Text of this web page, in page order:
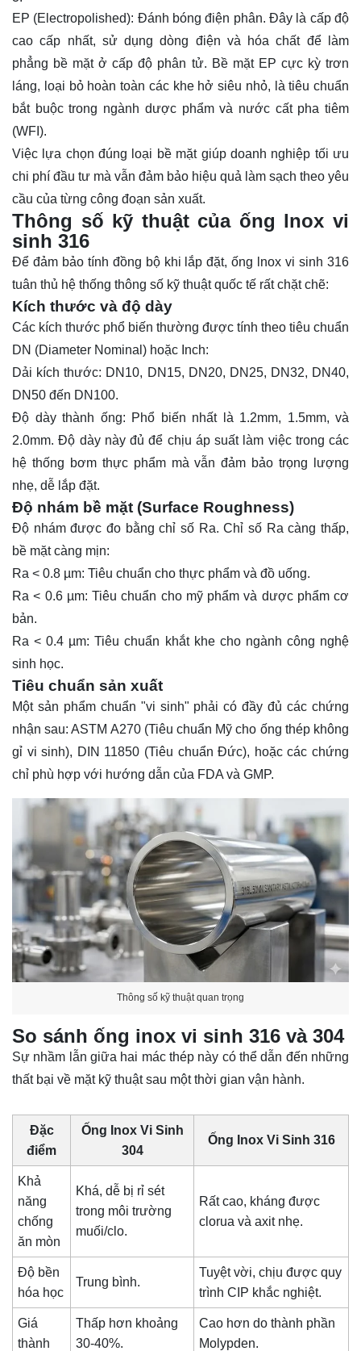
EP (Electropolished): Đánh bóng điện phân. Đây là cấp độ
cao cấp nhất, sử dụng dòng điện và hóa chất để làm
phẳng bề mặt ở cấp độ phân tử. Bề mặt EP cực kỳ trơn
láng, loại bỏ hoàn toàn các khe hở siêu nhỏ, là tiêu chuẩn
bắt buộc trong ngành dược phẩm và nước cất pha tiêm
(WFI).
Việc lựa chọn đúng loại bề mặt giúp doanh nghiệp tối ưu
chi phí đầu tư mà vẫn đảm bảo hiệu quả làm sạch theo yêu
cầu của từng công đoạn sản xuất.
Thông số kỹ thuật của ống lnox vi
sinh 316
Để đảm bảo tính đồng bộ khi lắp đặt, ống lnox vi sinh 316
tuân thủ hệ thống thông số kỹ thuật quốc tế rất chặt chẽ:
Kích thước và độ dày
Các kích thước phổ biến thường được tính theo tiêu chuẩn
DN (Diameter Nominal) hoặc Inch:
Dải kích thước: DN10, DN15, DN20, DN25, DN32, DN40,
DN50 đến DN100.
Độ dày thành ống: Phổ biến nhất là 1.2mm, 1.5mm, và
2.0mm. Độ dày này đủ để chịu áp suất làm việc trong các
hệ thống bơm thực phẩm mà vẫn đảm bảo trọng lượng
nhẹ, dễ lắp đặt.
Độ nhám bề mặt (Surface Roughness)
Độ nhám được đo bằng chỉ số Ra. Chỉ số Ra càng thấp,
bề mặt càng mịn:
Ra < 0.8 µm: Tiêu chuẩn cho thực phẩm và đồ uống.
Ra < 0.6 µm: Tiêu chuẩn cho mỹ phẩm và dược phẩm cơ
bản.
Ra < 0.4 µm: Tiêu chuẩn khắt khe cho ngành công nghệ
sinh học.
Tiêu chuẩn sản xuất
Một sản phẩm chuẩn "vi sinh" phải có đầy đủ các chứng
nhận sau: ASTM A270 (Tiêu chuẩn Mỹ cho ống thép không
gỉ vi sinh), DIN 11850 (Tiêu chuẩn Đức), hoặc các chứng
chỉ phù hợp với hướng dẫn của FDA và GMP.
Thông số kỹ thuật quan trọng
So sánh ống inox vi sinh 316 và 304
Sự nhầm lẫn giữa hai mác thép này có thể dẫn đến những
thất bại về mặt kỹ thuật sau một thời gian vận hành.
Đặc
điểm
Ống Inox Vi Sinh
304
Ống Inox Vi Sinh 316
Khả
năng
chống
ăn mòn
Khá, dễ bị rỉ sét
trong môi trường
muối/clo.
Rất cao, kháng được
clorua và axit nhẹ.
Độ bền
hóa học
Trung bình.
Tuyệt vời, chịu được quy
trình CIP khắc nghiệt.
Giá
thành
Thấp hơn khoảng
30-40%.
Cao hơn do thành phần
Molypden.